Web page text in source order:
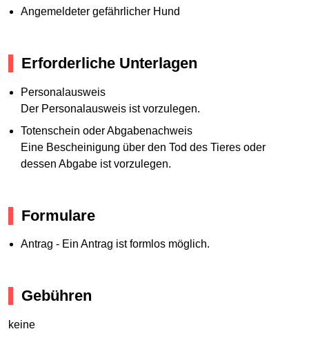
Angemeldeter gefährlicher Hund
Erforderliche Unterlagen
Personalausweis
Der Personalausweis ist vorzulegen.
Totenschein oder Abgabenachweis
Eine Bescheinigung über den Tod des Tieres oder
dessen Abgabe ist vorzulegen.
Formulare
Antrag - Ein Antrag ist formlos möglich.
Gebühren
keine